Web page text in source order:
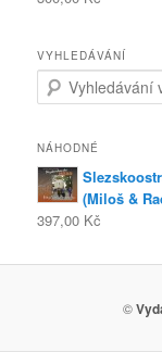
VYHLEDÁVÁNÍ
Search for:
NÁHODNÉ
(Miloš &
397,00 Kč
©